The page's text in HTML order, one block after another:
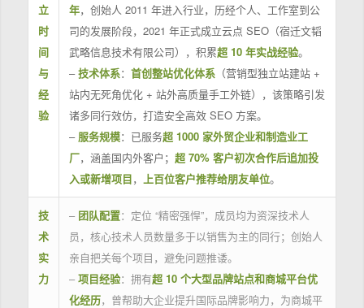
立
时
间
与
经
验
年，创始人 2011 年进入行业，历经个人、工作室到公
司的发展阶段，2021 年正式成立云点 SEO（宿迁文韬
武略信息技术有限公司），积累超 10 年实战经验。
–技术体系： 首创整站优化体系（营销型独立站建站 +
站内无死角优化 + 站外高质量手工外链），该策略引发
诸多同行效仿，打造安全高效 SEO 方案。
– 服务规模：已服务超 1000 家外贸企业和制造业工
厂，涵盖国内外客户； 超 70% 客户初次合作后追加投
入或新增项目， 上百位客户推荐给朋友单位。
技
术
实
力
– 团队配置：定位 “精密强悍”，成员均为资深技术人
员，核心技术人员数量多于以销售为主的同行；创始人
亲自把关每个项目，避免问题推诿。
– 项目经验：拥有超 10 个大型品牌站点和商城平台优
化经历，曾帮助大企业提升国际品牌影响力，为商城平